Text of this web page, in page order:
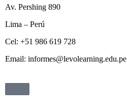
Av. Pershing 890
Lima – Perú
Cel: +51 986 619 728
Email: informes@levolearning.edu.pe